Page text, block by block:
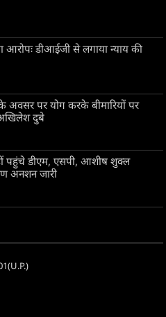
आरोपः डीआईजी से लगाया न्याय की
अवसर पर योग करके बीमारियों पर
अखिलेश दुबे
पहुंचे डीएम, एसपी, आशीष शुक्ल
अनशन जारी